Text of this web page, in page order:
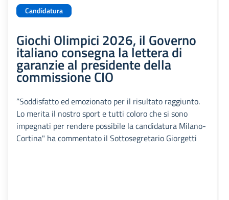
Candidatura
Giochi Olimpici 2026, il Governo
italiano consegna la lettera di
garanzie al presidente della
commissione CIO
“Soddisfatto ed emozionato per il risultato raggiunto.
Lo merita il nostro sport e tutti coloro che si sono
impegnati per rendere possibile la candidatura Milano-
Cortina" ha commentato il Sottosegretario Giorgetti